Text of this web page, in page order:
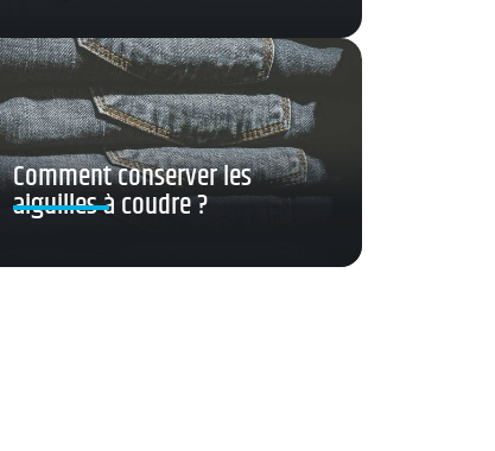
Comment conserver les
aiguilles à coudre ?